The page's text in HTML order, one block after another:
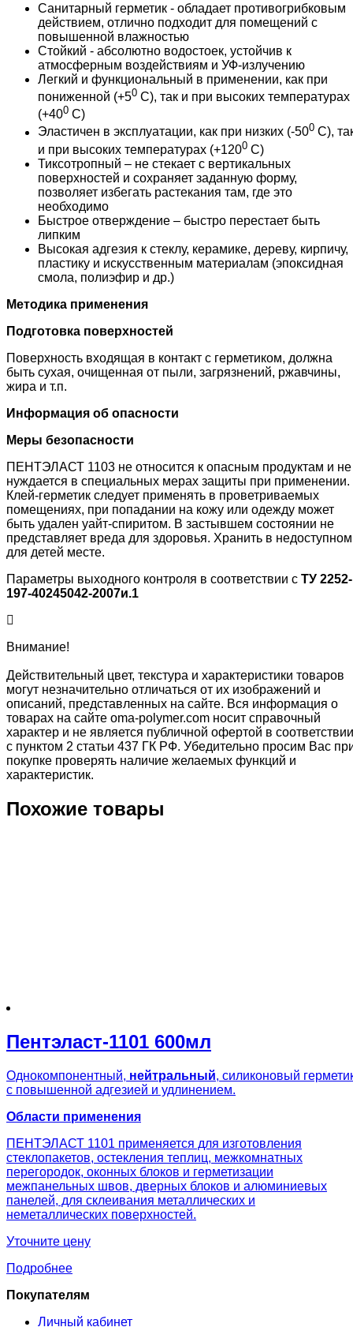
Санитарный герметик - обладает противогрибковым
действием, отлично подходит для помещений с
повышенной влажностью
Стойкий - абсолютно водостоек, устойчив к
атмосферным воздействиям и УФ-излучению
Легкий и функциональный в применении, как при
пониженной (+50 С), так и при высоких температурах
(+400 С)
Эластичен в эксплуатации, как при низких (-500 С),
и при высоких температурах (+1200 С)
Тиксотропный – не стекает с вертикальных
поверхностей и сохраняет заданную форму,
позволяет избегать растекания там, где это
необходимо
Быстрое отверждение – быстро перестает быть
липким
Высокая адгезия к стеклу, керамике, дереву, кирпичу,
пластику и искусственным материалам (эпоксидная
смола, полиэфир и др.)
Методика применения
Подготовка поверхностей
Поверхность входящая в контакт с герметиком, должна
быть сухая, очищенная от пыли, загрязнений, ржавчины,
жира и т.п.
Информация об опасности
Меры безопасности
ПЕНТЭЛАСТ 1103 не относится к опасным продуктам и не
нуждается в специальных мерах защиты при применении.
Клей-герметик следует применять в проветриваемых
помещениях, при попадании на кожу или одежду может
быть удален уайт-спиритом. В застывшем состоянии не
представляет вреда для здоровья. Хранить в недоступном
для детей месте.
Параметры выходного контроля в соответствии с ТУ 2252-
197-40245042-2007и.1
Внимание!
Действительный цвет, текстура и характеристики товаров
могут незначительно отличаться от их изображений и
описаний, представленных на сайте. Вся информация о
товарах на сайте oma-polymer.com носит справочный
характер и не является публичной офертой в соответствии
с пунктом 2 статьи 437 ГК РФ. Убедительно просим Вас
покупке проверять наличие желаемых функций и
характеристик.
Похожие товары
Пентэласт-1101 600мл
Однокомпонентный, нейтральный, силиконовый
с повышенной адгезией и удлинением.
Области применения
ПЕНТЭЛАСТ 1101 применяется для изготовления
стеклопакетов, остекления теплиц, межкомнатных
перегородок, оконных блоков и герметизации
межпанельных швов, дверных блоков и алюминиевых
панелей, для склеивания металлических и
неметаллических поверхностей.
Уточните цену
Подробнее
Покупателям
Личный кабинет